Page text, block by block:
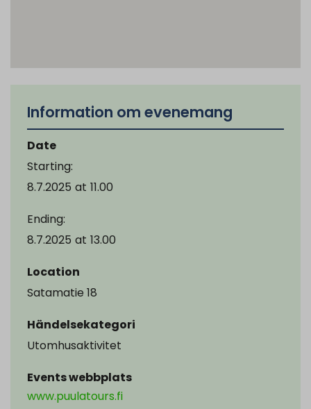
Information om evenemang
Date
Starting:
8.7.2025 at 11.00
Ending:
8.7.2025 at 13.00
Location
Satamatie 18
Händelsekategori
Utomhusaktivitet
Events webbplats
www.puulatours.fi